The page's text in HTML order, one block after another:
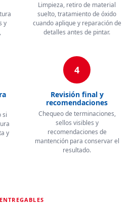
y
Limpieza, retiro de material
suelto, tratamiento de óxido
cuando aplique y reparación de
detalles antes de pintar.
si
y
4
Revisión final y
recomendaciones
Chequeo de terminaciones,
sellos visibles y
recomendaciones de
mantención para conservar el
resultado.
ENTREGABLES